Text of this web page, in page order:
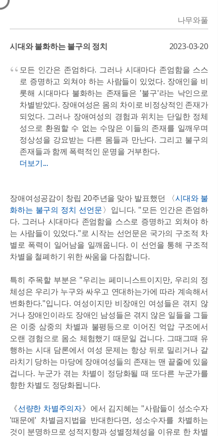
나무와풀
시대와 불화하는 불구의 정치 2023-03-20
모든 인간은 존엄하다. 그러나 시대마다 존엄함을 스스
로 증명하고 외쳐야 하는 사람들이 있었다. 장애인을 비
롯해 시대마다 불화하는 존재들은 '불구'라는 낙인으로
차별받았다. 장애여성은 몸의 차이로 비정상적인 존재가
되었다. 그러나 장애여성의 경험과 위치는 단일한 정체
성으로 환원할 수 없는 수많은 이들의 존재를 일깨우며
정상성을 강요받는 다른 몸들과 만난다. 그리고 불구의
존재들과 함께 폭력적인 운명을 거부한다.
더보기...
장애여성공감이 창립 20주년을 맞아 발표했던 〈시대와 불
화하는 불구의 정치 선언문〉입니다. "모든 인간은 존엄하
다. 그러나 시대마다 존엄함을 스스로 증명하고 외쳐야 하
는 사람들이 있었다."로 시작는 선언문은 국가의 구조적 차
별로 폭력이 일어남을 일깨웁니다. 이 선언을 통해 구조적
차별을 철폐하기 위한 싸움을 다짐합니다.
특히 주목할 부분은 "우리는 페미니스트이지만, 우리의 정
체성은 우리가 누구와 싸우고 연대하는가에 따라 계속해서
변화한다."입니다. 여성이지만 비장애인 여성들은 겪지 않
거나 장애인이라도 장애인 남성들은 겪지 않은 일들을 그들
은 이중 삼중의 차별과 불평등으로 이어진 억압 구조에서
오랜 경험으로 몸소 체험했기 때문일 겁니다. 그때그때 유
행하는 시대 담론에서 여성 문제는 항상 뒤로 밀리거나 갈
라치기 당하는 마당에 장애여성들의 존재는 맨 끝줄에 있을
겁니다. 누군가 겪는 차별이 정당화될 때 또다른 누군가를
향한 차별도 정당화됩니다.
《선량한 차별주의자》에서 김지혜는 "사람들이 성소수자
'때문에' 차별금지법을 반대한다면, 성소수자를 차별하는
것이 분명하므로 성적지향과 성별정체성을 이유로 한 차별